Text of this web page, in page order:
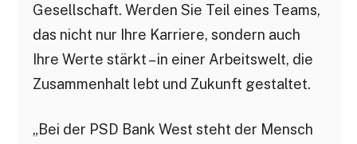
Gesellschaft. Werden Sie Teil eines Teams,
das nicht nur Ihre Karriere, sondern auch
Ihre Werte stärkt – in einer Arbeitswelt, die
Zusammenhalt lebt und Zukunft gestaltet.
„Bei der PSD Bank West steht der Mensch